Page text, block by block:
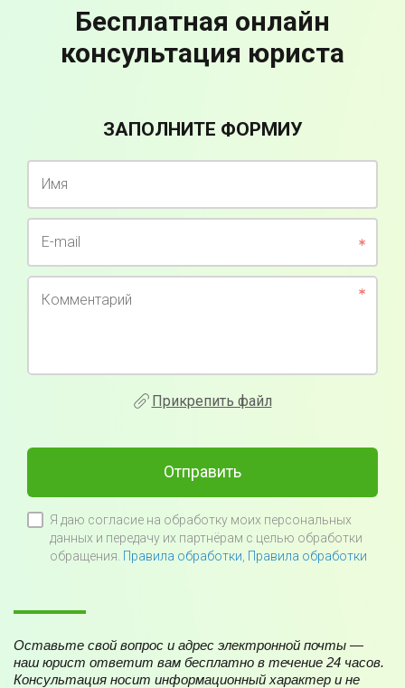
Бесплатная онлайн
консультация юриста
ЗАПОЛНИТЕ ФОРМИУ
Имя
E-mail
Комментарий
Прикрепить файл
Отправить
Я даю согласие на обработку моих персональных
данных и передачу их партнёрам с целью обработки
обращения. Правила обработки Правила обработки
Оставьте свой вопрос и адрес электронной почты —
наш юрист ответит вам бесплатно в течение 24 часов.
Консультация носит информационный характер и не